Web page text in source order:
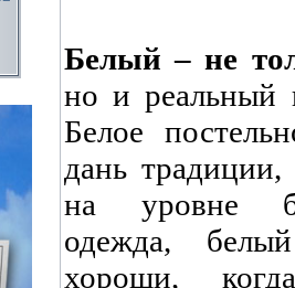
Белый – не
но и реальный
Белое
дань
на уровне
одежда,
хороши,